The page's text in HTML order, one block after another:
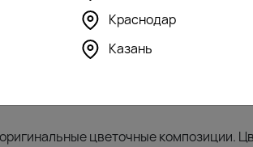
белых ориентальных лилий
Букет
цветочные композиции.
Краснодар
Казань